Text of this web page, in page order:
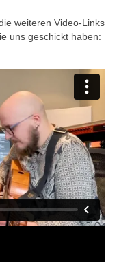
weiteren Video-Links
uns geschickt haben: